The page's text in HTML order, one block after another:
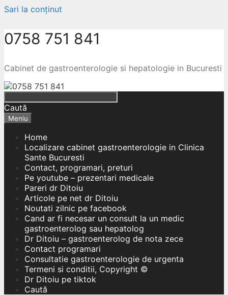
Sari la conținut
0758 751 841
Cabinet de gastroenterologie si hepatologie in Bucuresti
Caută
Meniu
Home
Localizare cabinet gastroenterologie in Clinica
Sante Bucuresti
Contact, programari, preturi
Pe youtube – prezentari medicale
Pareri dr Ditoiu
Articole pe net dr Ditoiu
Noutati zilnic pe facebook
Cand ar fi necesar un consult la un medic
gastroenterolog sau hepatolog
Dr Ditoiu – gastroenterolog de nota zece
Contact programari
Consultatie gastroenterologie de urgenta
Termeni si conditii, Copyright ©
Dr Ditoiu pe tiktok
Caută